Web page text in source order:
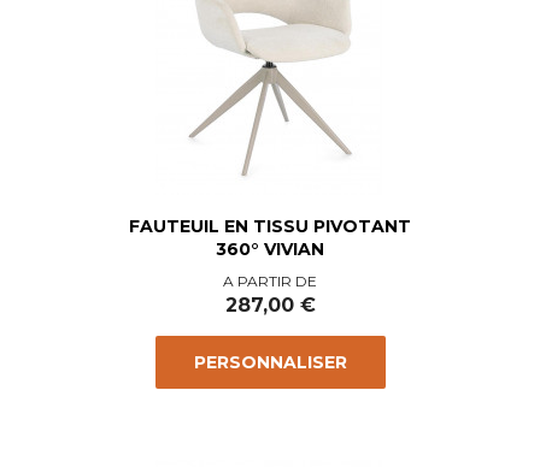
FAUTEUIL EN TISSU PIVOTANT
360° VIVIAN
Prix
A PARTIR DE
287,00 €
PERSONNALISER